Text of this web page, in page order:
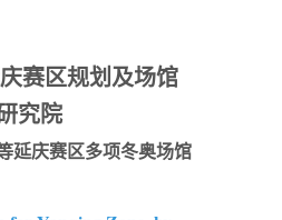
赛区规划及场馆
究院
延庆赛区多项冬奥场馆